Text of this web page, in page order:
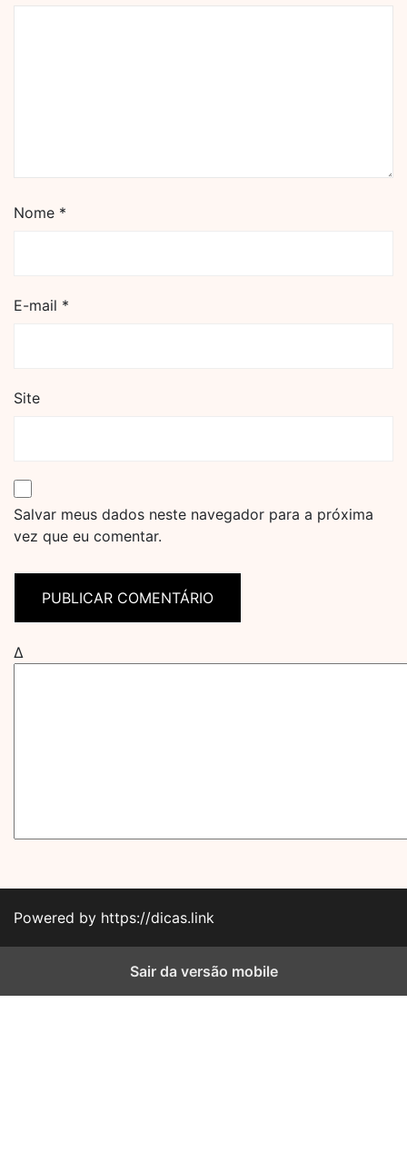
Nome *
E-mail *
Site
Salvar meus dados neste navegador para a próxima
vez que eu comentar.
Δ
Powered by https://dicas.link
Sair da versão mobile